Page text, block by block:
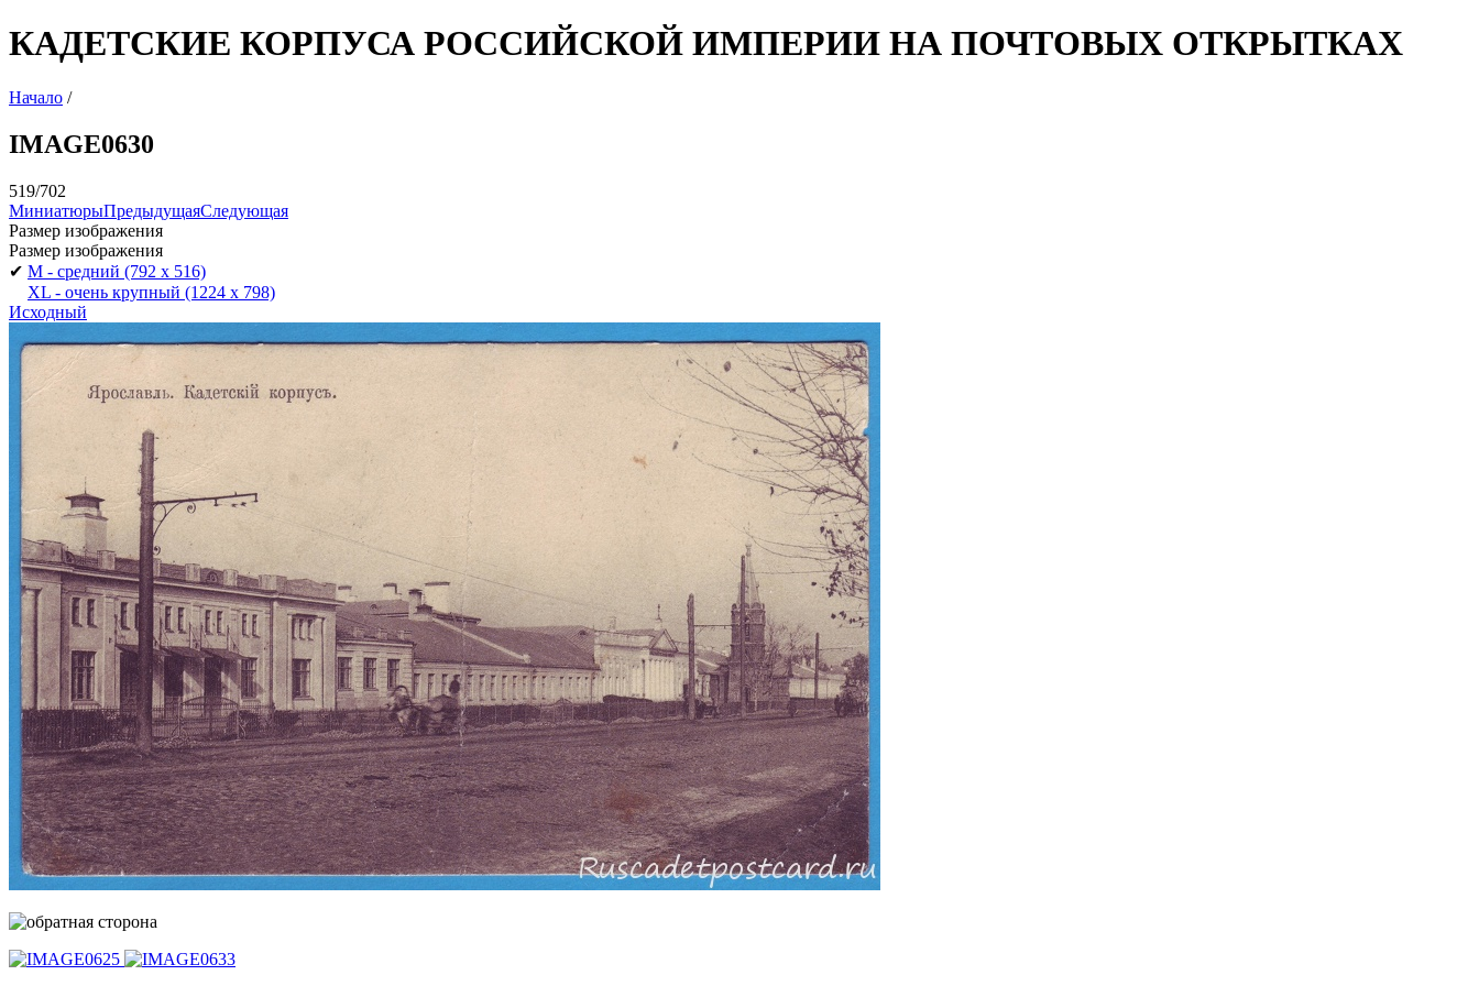
КАДЕТСКИЕ КОРПУСА РОССИЙСКОЙ ИМПЕРИИ НА ПОЧТОВЫХ ОТКРЫТКАХ
Начало /
IMAGE0630
519/702
МиниатюрыПредыдущаяСледующая
Размер изображения
Размер изображения
✔ M - средний (792 x 516)
XL - очень крупный (1224 x 798)
Исходный